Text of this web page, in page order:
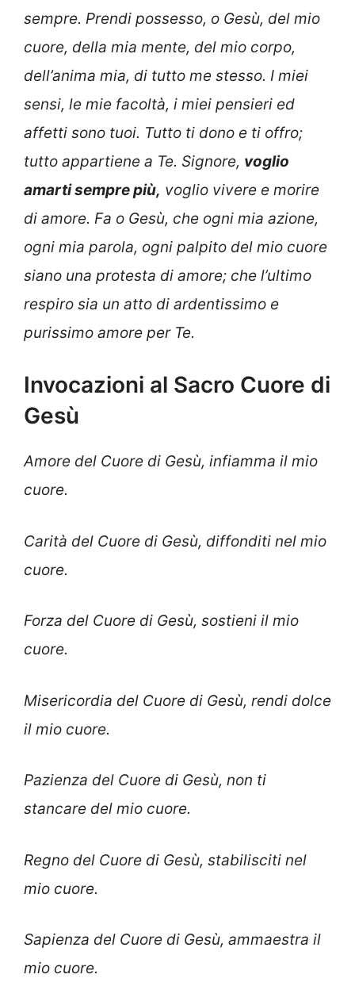
sempre. Prendi possesso, o Gesù, del mio
cuore, della mia mente, del mio corpo,
dell’anima mia, di tutto me stesso. I miei
sensi, le mie facoltà, i miei pensieri ed
affetti sono tuoi. Tutto ti dono e ti offro;
tutto appartiene a Te. Signore, voglio
amarti sempre più, voglio vivere e morire
di amore. Fa o Gesù, che ogni mia azione,
ogni mia parola, ogni palpito del mio cuore
siano una protesta di amore; che l’ultimo
respiro sia un atto di ardentissimo e
purissimo amore per Te.
Invocazioni al Sacro Cuore di
Gesù
Amore del Cuore di Gesù, infiamma il mio
cuore.
Carità del Cuore di Gesù, diffonditi nel mio
cuore.
Forza del Cuore di Gesù, sostieni il mio
cuore.
Misericordia del Cuore di Gesù, rendi dolce
il mio cuore.
Pazienza del Cuore di Gesù, non ti
stancare del mio cuore.
Regno del Cuore di Gesù, stabilisciti nel
mio cuore.
Sapienza del Cuore di Gesù, ammaestra il
mio cuore.